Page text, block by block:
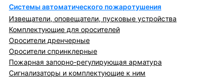
Системы автоматического пожаротушения
Извещатели, оповещатели, пусковые устройства
Комплектующие для оросителей
Оросители дренчерные
Оросители спринклерные
Пожарная запорно-регулирующая арматура
Сигнализаторы и комплектующие к ним